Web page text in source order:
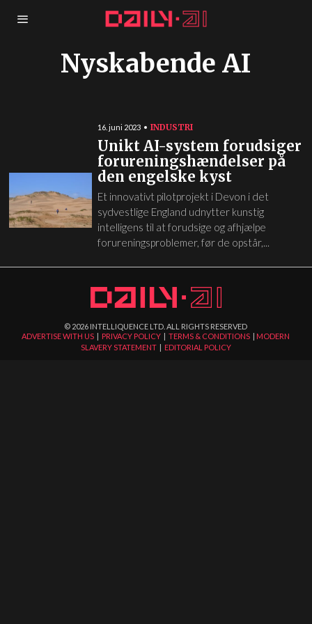
Nyskabende AI
16. juni 2023 INDUSTRI
Unikt AI-system forudsiger
forureningshændelser på
den engelske kyst
Et innovativt pilotprojekt i Devon i det
sydvestlige England udnytter kunstig
intelligens til at forudsige og afhjælpe
forureningsproblemer, før de opstår,...
© 2026 INTELLIQUENCE LTD. ALL RIGHTS RESERVED
ADVERTISE WITH US | PRIVACY POLICY |TERMS & CONDITIONS | MODERN
SLAVERY STATEMENT| EDITORIAL POLICY